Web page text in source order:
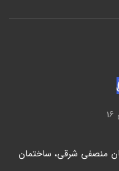
منصفی شرقی، ساختمان